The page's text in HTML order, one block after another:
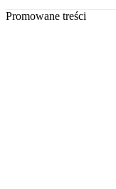
Promowane treści